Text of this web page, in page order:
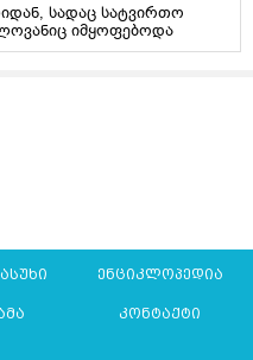
სადაც სატვირთო
იმყოფებოდა
ენციკლოპედია
კონტაქტი